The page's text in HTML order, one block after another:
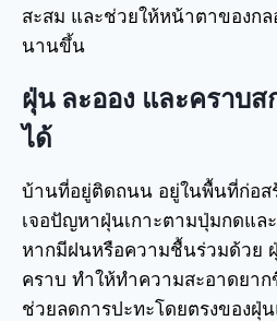
สะสม และช่วยให้หน้าตาของก
นานขึ้น
ฝุ่น ละออง และคราบ
ได้
บ้านที่อยู่ติดถนน อยู่ในพื้นที่ก่อส
เจอปัญหาฝุ่นเกาะตามปุ่มกดและ
หากมีฝนหรือความชื้นร่วมด้วย
คราบ ทำให้ทำความสะอาดยา
ช่วยลดการปะทะโดยตรงของฝุ่